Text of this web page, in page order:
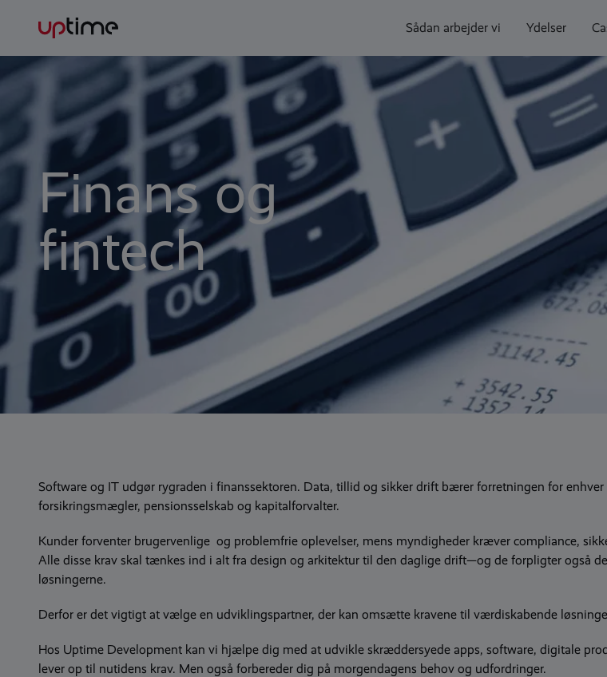
Sådan arbejder vi Ydelser
Finans og
fintech
Software og IT udgør rygraden i finanssektoren. Data, tillid og sikker drift bærer forretningen for enhver
forsikringsmægler, pensionsselskab og kapitalforvalter.
Kunder forventer brugervenlige og problemfrie oplevelser, mens myndigheder kræver compliance,
Alle disse krav skal tænkes ind i alt fra design og arkitektur til den daglige drift—og de forpligter også
løsningerne.
Derfor er det vigtigt at vælge en udviklingspartner, der kan omsætte kravene til værdiskabende
Hos Uptime Development kan vi hjælpe dig med at udvikle skræddersyede apps, software, digitale
lever op til nutidens krav. Men også forbereder dig på morgendagens behov og udfordringer.